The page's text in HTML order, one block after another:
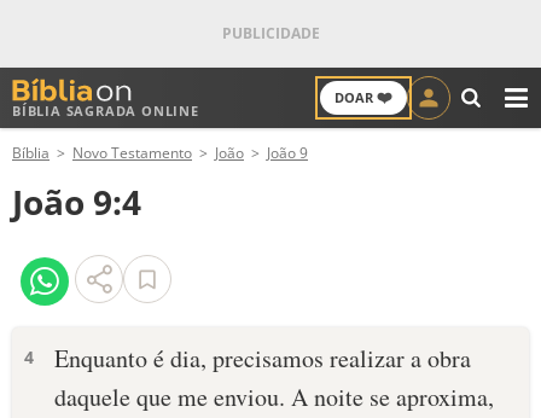
BÍBLIA SAGRADA ONLINE
DOAR ❤️
ANTIGO TESTAMENTO
NOVO TESTAMENTO
VERSÍCULOS
PALAVRA DO DIA
Bíblia Novo Testamento João João 9
João 9:4
4
Enquanto é dia, precisamos realizar a obra
daquele que me enviou. A noite se aproxima,